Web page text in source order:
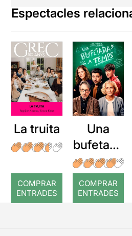
Espectacles
La truita
COMPRAR
ENTRADES
Una
bufetada
a temps
COMPRAR
ENTRADES